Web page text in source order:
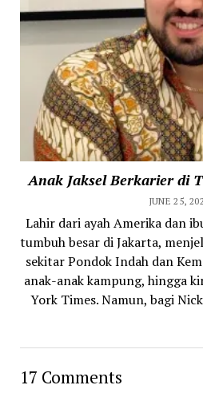
Anak Jaksel Berkarier di
JUNE 25,
Lahir dari ayah Amerika dan
tumbuh besar di Jakarta,
sekitar Pondok Indah dan
anak-anak kampung, hingga
York Times. Namun, bagi
17 Comments